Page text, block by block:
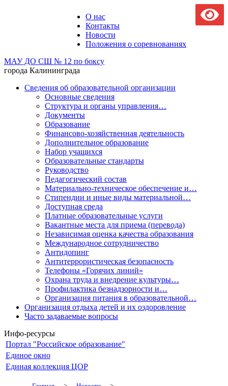
О нас
Контакты
Новости
Положения о соревнованиях
МАУ ДО СШ № 12 по боксу
города Калининграда
Сведения об образовательной организации
Основные сведения
Структура и органы управления…
Документы
Образование
Финансово-хозяйственная деятельность
Дополнительное образование
Набор учащихся
Образовательные стандарты
Руководство
Педагогический состав
Материально-техническое обеспечение и…
Стипендии и иные виды материальной…
Доступная среда
Платные образовательные услуги
Вакантные места для приема (перевода)
Независимая оценка качества образования
Международное сотрудничество
Антидопинг
Антитеррористическая безопасность
Телефоны «Горячих линий»
Охрана труда и внедрение культуры…
Профилактика безнадзорности и…
Организация питания в образовательной…
Организация отдыха детей и их оздоровление
Часто задаваемые вопросы
Инфо-ресурсы
Портал "Российское образование"
Единое окно
Единая коллекция ЦОР